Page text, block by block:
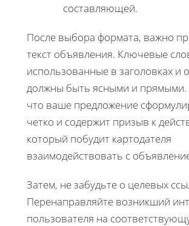
составляющей.
После выбора формата, важно
текст объявления. Ключевые
использованные в заголовках и
должны быть ясными и прямыми.
что ваше предложение
четко и содержит призыв к
который побудит картодателя
взаимодействовать с
Затем, не забудьте о целевых
Перенаправляйте возникший
пользователя на